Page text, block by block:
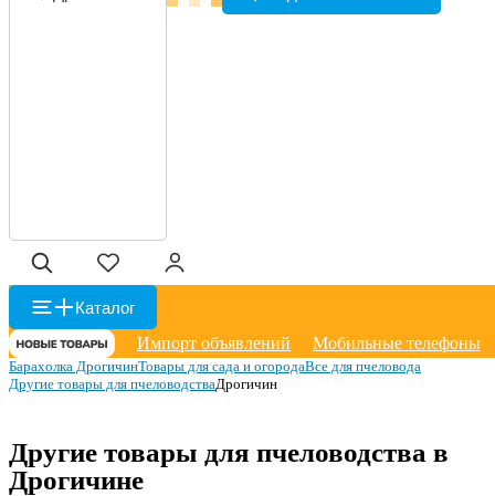
Каталог
Импорт объявлений
Мобильные телефоны
Барахолка ДрогичинТовары для сада и огородаВсе для пчеловода
Другие товары для пчеловодстваДрогичин
Другие товары для пчеловодства в
Дрогичине